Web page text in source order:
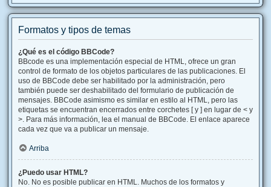
Formatos y tipos de temas
¿Qué es el código BBCode?
BBcode es una implementación especial de HTML, ofrece un gran
control de formato de los objetos particulares de las publicaciones. El
uso de BBCode debe ser habilitado por la administración, pero
también puede ser deshabilitado del formulario de publicación de
mensajes. BBCode asimismo es similar en estilo al HTML, pero las
etiquetas se encuentran encerrados entre corchetes [ y ] en lugar de < y
>. Para más información, lea el manual de BBCode. El enlace aparece
cada vez que va a publicar un mensaje.
Arriba
¿Puedo usar HTML?
No. No es posible publicar en HTML. Muchos de los formatos y